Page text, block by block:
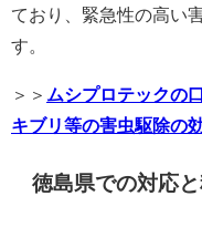
ており、緊急性の高い
す。
＞＞ ムシプロテックの
キブリ等の害虫駆除の
徳島県での対応